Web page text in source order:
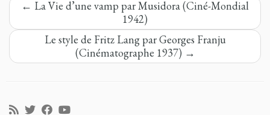
← La Vie d’une vamp par Musidora (Ciné-Mondial
1942)
Le style de Fritz Lang par Georges Franju
(Cinématographe 1937) →